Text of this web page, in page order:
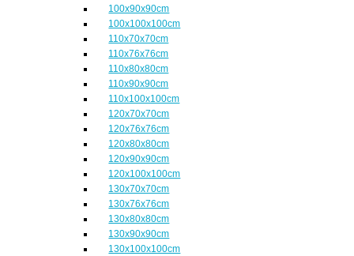
100x90x90cm
100x100x100cm
110x70x70cm
110x76x76cm
110x80x80cm
110x90x90cm
110x100x100cm
120x70x70cm
120x76x76cm
120x80x80cm
120x90x90cm
120x100x100cm
130x70x70cm
130x76x76cm
130x80x80cm
130x90x90cm
130x100x100cm